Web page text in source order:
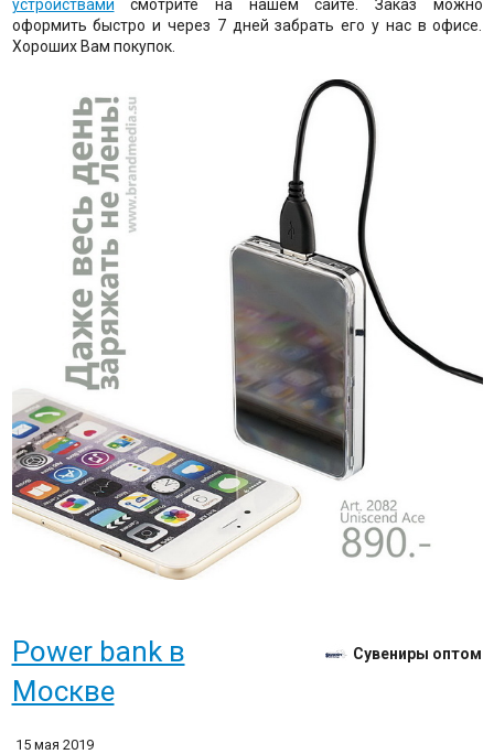
устройствами смотрите на нашем сайте. Заказ можно
оформить быстро и через 7 дней забрать его у нас в офисе.
Хороших Вам покупок.
Power bank в
Москве
Сувениры оптом
15 мая 2019